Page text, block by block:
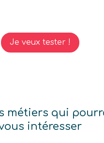
Je veux tester !
métiers qui
intéresser